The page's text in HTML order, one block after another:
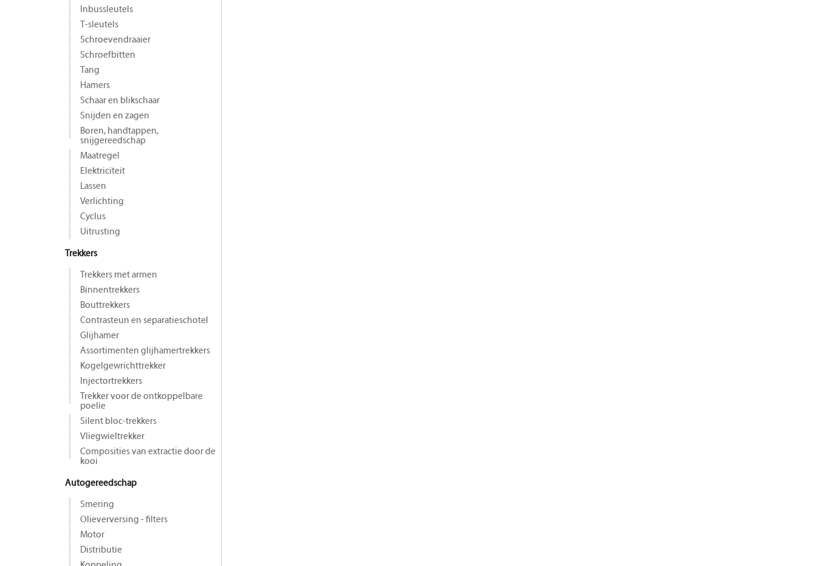
Inbussleutels
T-sleutels
Schroevendraaier
Schroefbitten
Tang
Hamers
Schaar en blikschaar
Snijden en zagen
Boren, handtappen,
snijgereedschap
Maat­regel
Elektriciteit
Lassen
Verlichting
Cyclus
Uitrusting
Trekkers
Trekkers met armen
Binnentrekkers
Bouttrekkers
Contrasteun en separatieschotel
Glijhamer
Assortimenten glijhamertrekkers
Kogelgewrichttrekker
Injectortrekkers
Trekker voor de ontkoppelbare
poelie
Silent bloc-trekkers
Vliegwieltrekker
Composities van extractie door de
kooi
Autogereedschap
Smering
Olieverversing - filters
Motor
Distributie